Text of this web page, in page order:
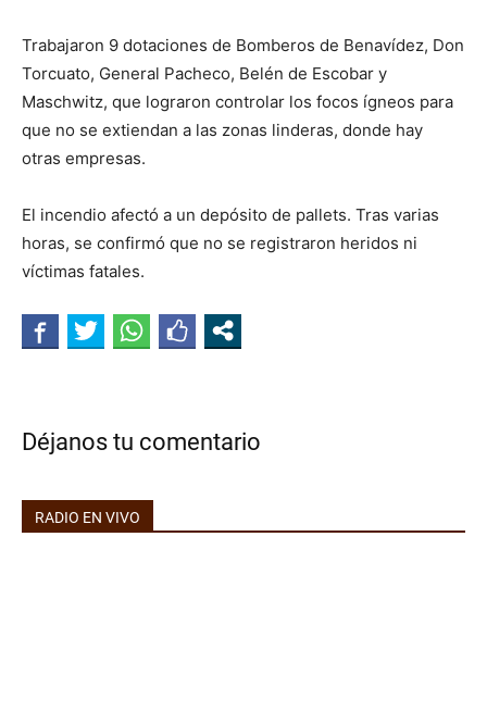
Trabajaron 9 dotaciones de Bomberos de Benavídez, Don
Torcuato, General Pacheco, Belén de Escobar y
Maschwitz, que lograron controlar los focos ígneos para
que no se extiendan a las zonas linderas, donde hay
otras empresas.
El incendio afectó a un depósito de pallets. Tras varias
horas, se confirmó que no se registraron heridos ni
víctimas fatales.
Déjanos tu comentario
RADIO EN VIVO